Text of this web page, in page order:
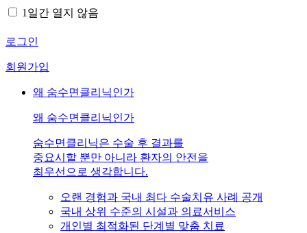
1일간 열지 않음
로그인
회원가입
왜 숨수면클리닉인가
왜 숨수면클리닉인가
숨수면클리닉은 수술 후 결과를
중요시할 뿐만 아니라 환자의 안전을
최우선으로 생각합니다.
오랜 경험과 국내 최다 수술치유 사례 공개
국내 상위 수준의 시설과 의료서비스
개인별 최적화된 단계별 맞춤 치료